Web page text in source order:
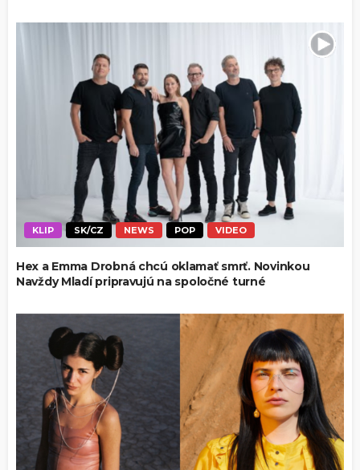
KLIP SK/CZ NEWS POP VIDEO
Hex a Emma Drobná chcú oklamať smrť. Novinkou
Navždy Mladí pripravujú na spoločné turné